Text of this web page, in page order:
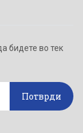
бидете во тек
Потврди